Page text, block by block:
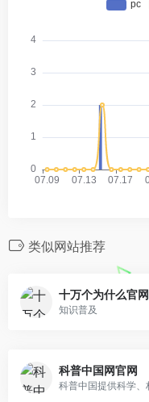
类似网站推荐
十万个为什么官网
知识普及
科普中国网官网